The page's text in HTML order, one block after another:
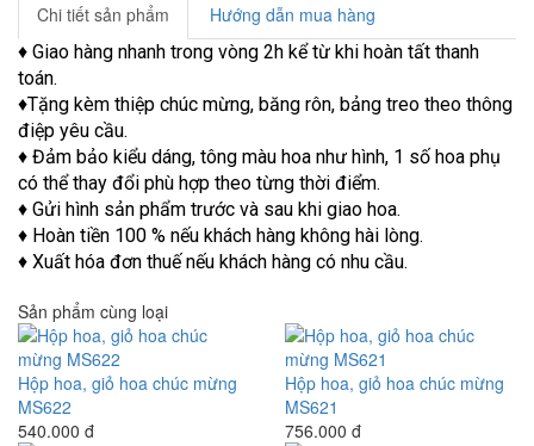
Chi tiết sản phẩm Hướng dẫn mua hàng
♦ Giao hàng nhanh trong vòng 2h kể từ khi hoàn tất thanh
toán.
♦Tặng kèm thiệp chúc mừng, băng rôn, bảng treo theo thông
điệp yêu cầu.
♦ Đảm bảo kiểu dáng, tông màu hoa như hình, 1 số hoa phụ
có thể thay đổi phù hợp theo từng thời điểm.
♦ Gửi hình sản phẩm trước và sau khi giao hoa.
♦ Hoàn tiền 100 % nếu khách hàng không hài lòng.
♦ Xuất hóa đơn thuế nếu khách hàng có nhu cầu.
Sản phẩm cùng loại
Hộp hoa, giỏ hoa chúc mừng
MS622
540.000 đ
Hộp hoa, giỏ hoa chúc mừng
MS621
756.000 đ